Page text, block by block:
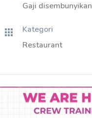
Gaji disembunyikan
Kategori
Restaurant